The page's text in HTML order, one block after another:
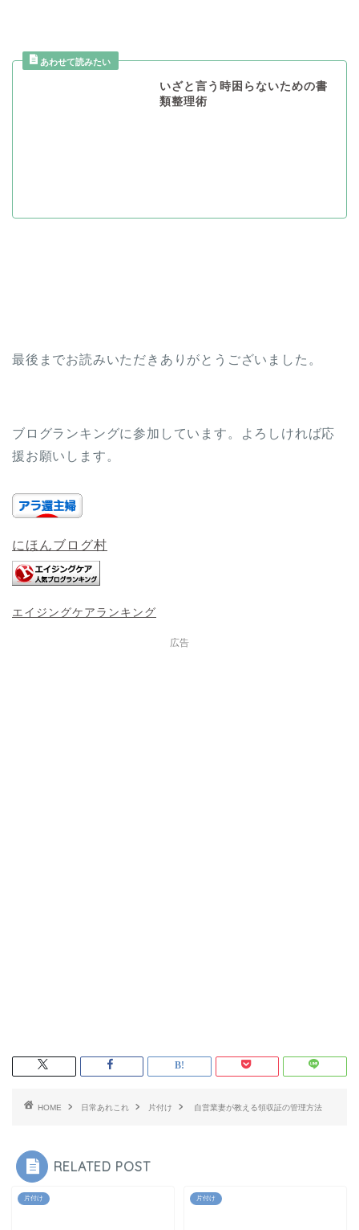
いざと言う時困らないための書
類整理術
最後までお読みいただきありがとうございました。
ブログランキングに参加しています。よろしければ応
援お願いします。
にほんブログ村
エイジングケアランキング
広告
HOME 日常あれこれ 片付け 自営業妻が教える領収証の管理方法
RELATED POST
片付け 片付け